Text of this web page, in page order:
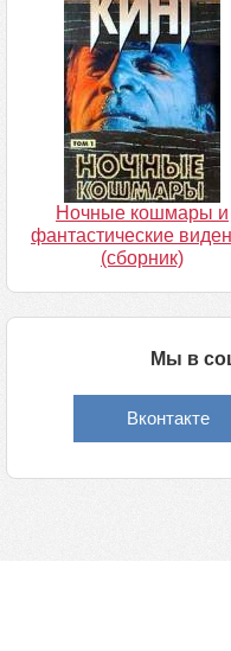
Ночные кошмары и
фантастические
(сборник)
Мы в
Вконтакте